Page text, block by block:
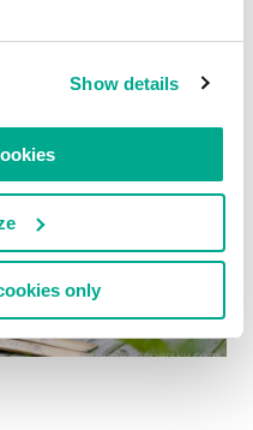
Show details
only